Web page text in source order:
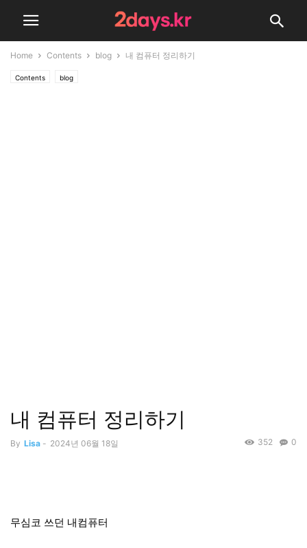
Home Contents blog 내 컴퓨터 정리하기
Contents blog
내 컴퓨터 정리하기
By Lisa - 2024년 06월 18일 0
352
무심코 쓰던 내컴퓨터